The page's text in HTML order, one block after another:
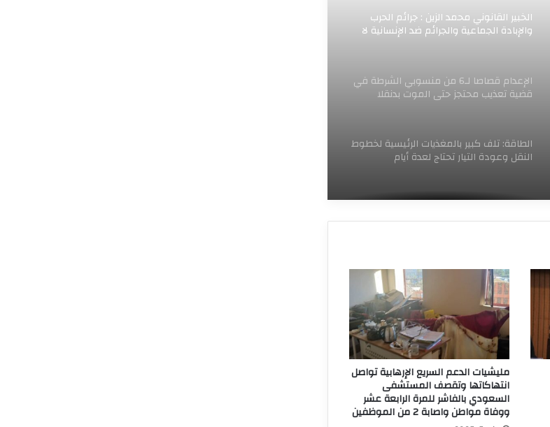
الخبير القانوني محمد الزين : جرائم الحرب
والإبادة الجماعية والجرائم ضد الإنسانية لا
الإعدام قصاصا لـ6 من منسوبي الشرطة في
قضية تعذيب محتجز حتى الموت بدنقلا
الطاقة: تلف كبير بالمغذيات الرئيسية لخطوط
النقل وعودة التيار تحتاج لعدة أيام
تختتم مؤتمرها العلمي بالخرطوم
وزارة الصحة الاتحادية تجيز استراتيجيتها
الوطنية لتعافي النظام الصحي للأعوام
المقبلة
وفد من اليونيسف يزور الصندوق القومي
للإمدادات الطبية لبحث تعزيز الشراكة ودعم
القطاع الصحي
وزير التعليم العالي يبشر بقرب معالجة ملف
المعاشات وإنشاء مستشفى للتعليم العالي
مليشيات الدعم السريع الإرهابية تواصل
انتهاكاتها وتقصف المستشفى
السعودي بالفاشر للمرة الرابعة عشر
ووفاة مواطن واصابة 2 من الموظفين